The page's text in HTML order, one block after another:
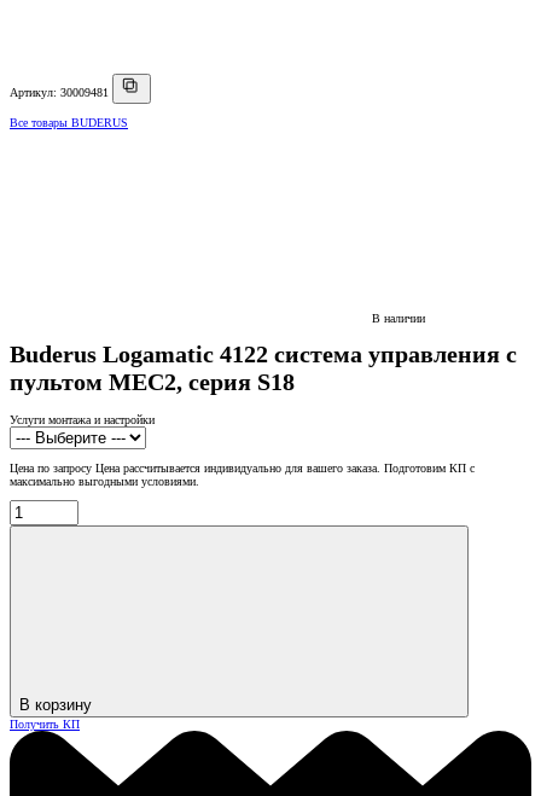
Артикул: 30009481
Все товары BUDERUS
В наличии
Buderus Logamatic 4122 система управления с
пультом MEC2, серия S18
Услуги монтажа и настройки
Цена по запросу Цена рассчитывается индивидуально для вашего заказа. Подготовим КП с
максимально выгодными условиями.
В корзину
Получить КП